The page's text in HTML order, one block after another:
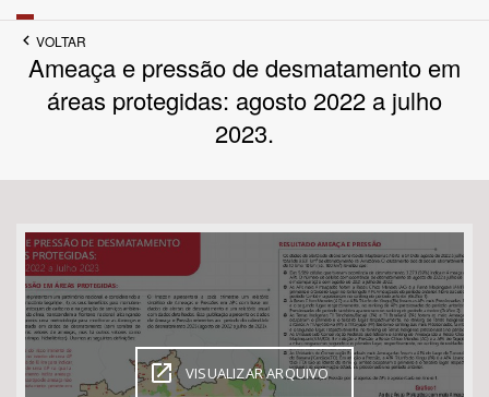
Bioma / Bacia
Tema
Subtema
Área de Levantamento
VOLTAR
Ameaça e pressão de desmatamento em
áreas protegidas: agosto 2022 a julho
2023.
VISUALIZAR ARQUIVO